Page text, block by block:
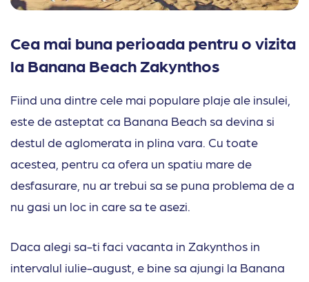
Cea mai buna perioada pentru o vizita
la Banana Beach Zakynthos
Fiind una dintre cele mai populare plaje ale insulei,
este de asteptat ca Banana Beach sa devina si
destul de aglomerata in plina vara. Cu toate
acestea, pentru ca ofera un spatiu mare de
desfasurare, nu ar trebui sa se puna problema de a
nu gasi un loc in care sa te asezi.
Daca alegi sa-ti faci vacanta in Zakynthos in
intervalul iulie-august, e bine sa ajungi la Banana